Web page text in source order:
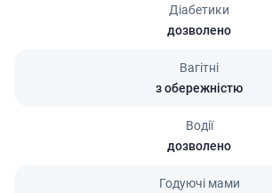
Діабетики
дозволено
Вагітні
з обережністю
Водії
дозволено
Годуючі мами